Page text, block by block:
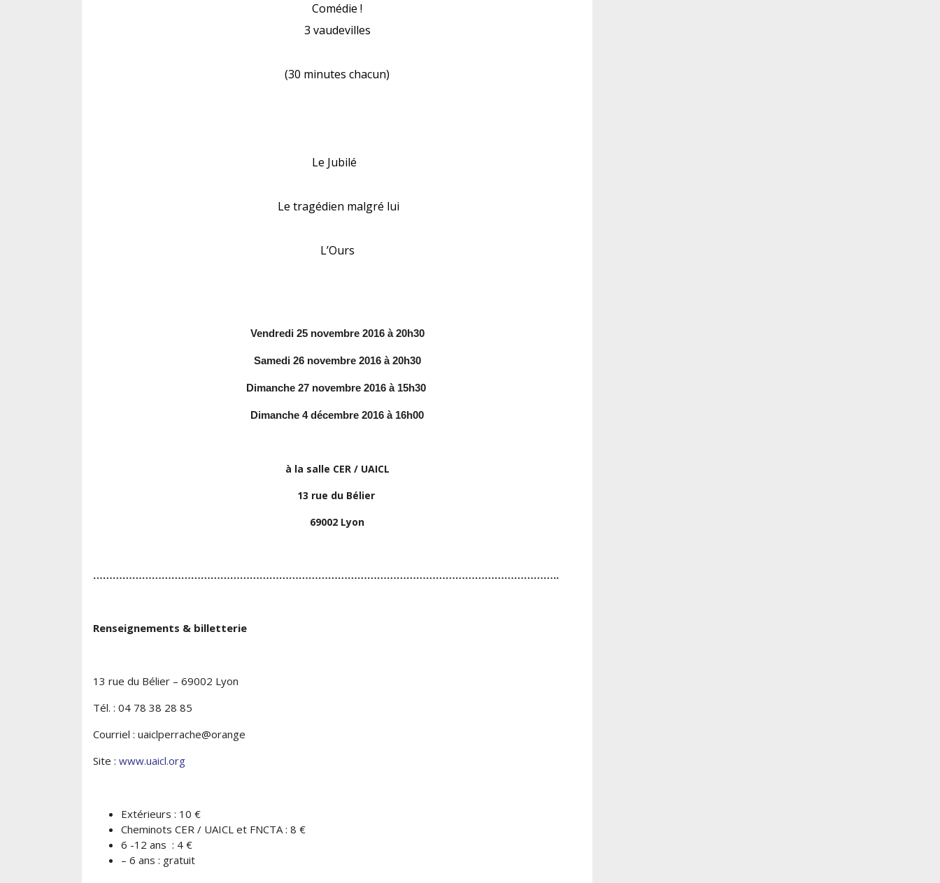
Comédie !
3 vaudevilles
(30 minutes chacun)
Le Jubilé
Le tragédien malgré lui
L’Ours
Vendredi 25 novembre 2016 à 20h30
Samedi 26 novembre 2016 à 20h30
Dimanche 27 novembre 2016 à 15h30
Dimanche 4 décembre 2016 à 16h00
à la salle CER / UAICL
13 rue du Bélier
69002 Lyon
……………………………………………………………………………………………………………………………..
Renseignements & billetterie
13 rue du Bélier – 69002 Lyon
Tél. : 04 78 38 28 85
Courriel : uaiclperrache@orange
Site : www.uaicl.org
Extérieurs : 10 €
Cheminots CER / UAICL et FNCTA : 8 €
6 -12 ans : 4 €
– 6 ans : gratuit